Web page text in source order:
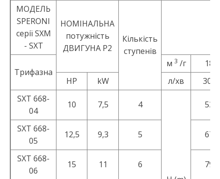
MOДEЛЬ
SPERONI
серії SXM
- SXT
НОМІНАЛЬНА
потужність
ДBИГУНА P2
Кількість
ступенів
Трифазна
м 3 /г
18
HP
kW л/хв
300
SXT 668-
04
10 7,5 4 53
SXT 668-
05
12,5 9,3 5 67
SXT 668-
06
15 11 6 79